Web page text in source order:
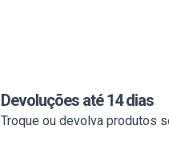
Devoluções até 14 dias
Troque ou devolva produtos